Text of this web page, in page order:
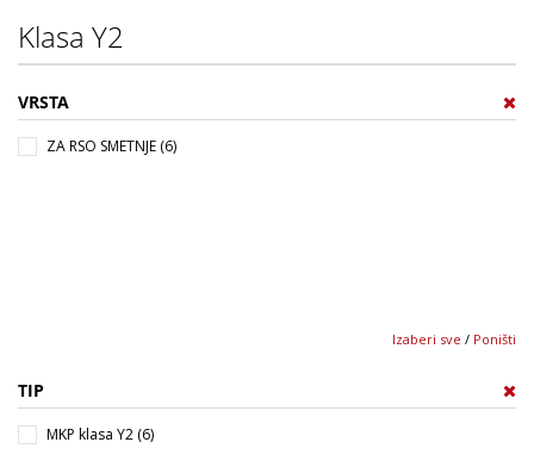
Klasa Y2
VRSTA
ZA RSO SMETNJE (6)
Izaberi sve / Poništi
TIP
MKP klasa Y2 (6)